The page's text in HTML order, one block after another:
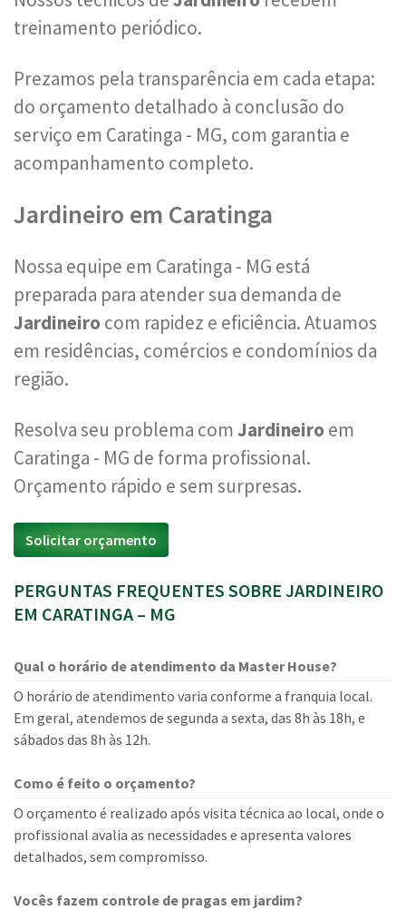
treinamento periódico.
Prezamos pela transparência em cada etapa:
do orçamento detalhado à conclusão do
serviço em Caratinga - MG, com garantia e
acompanhamento completo.
Jardineiro em Caratinga
Nossa equipe em Caratinga - MG está
preparada para atender sua demanda de
Jardineiro com rapidez e eficiência. Atuamos
em residências, comércios e condomínios da
região.
Resolva seu problema comJardineiro em
Caratinga - MG de forma profissional.
Orçamento rápido e sem surpresas.
Solicitar orçamento
PERGUNTAS FREQUENTES SOBRE JARDINEIRO
EM CARATINGA – MG
Qual o horário de atendimento da Master House?
O horário de atendimento varia conforme a franquia local.
Em geral, atendemos de segunda a sexta, das 8h às 18h, e
sábados das 8h às 12h.
Como é feito o orçamento?
O orçamento é realizado após visita técnica ao local, onde o
profissional avalia as necessidades e apresenta valores
detalhados, sem compromisso.
Vocês fazem controle de pragas em jardim?